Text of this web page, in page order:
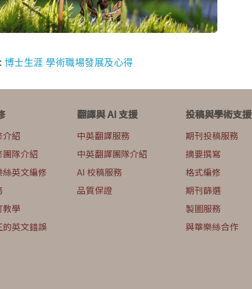
博士生涯 學術職場發展及心得
介紹
隊介紹
絲英文編修
教學
英文錯誤
翻譯與 AI 支援
中英翻譯服務
中英翻譯團隊介紹
AI 校稿服務
品質保證
投稿與學術支援
期刊投稿服務
摘要撰寫
格式編修
期刊篩選
製圖服務
與華樂絲合作